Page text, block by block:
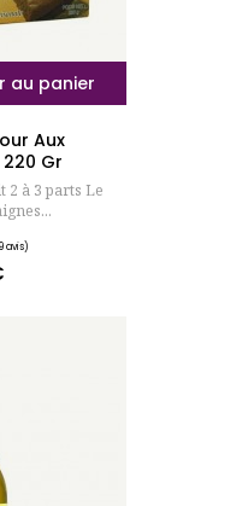
au panier
Aux
Gr
2 à 3 parts Le